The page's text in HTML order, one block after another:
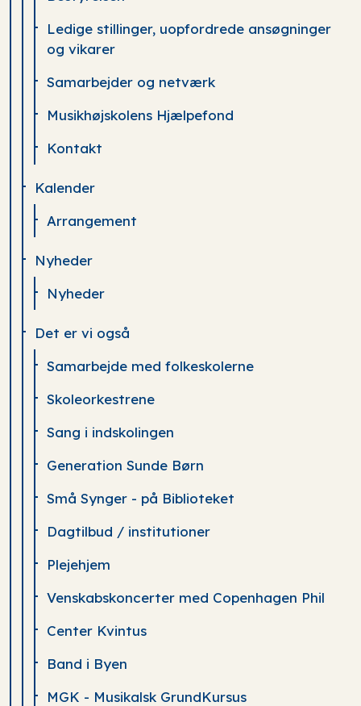
Ledige stillinger, uopfordrede ansøgninger
og vikarer
Samarbejder og netværk
Musikhøjskolens Hjælpefond
Kontakt
Kalender
Arrangement
Nyheder
Nyheder
Det er vi også
Samarbejde med folkeskolerne
Skoleorkestrene
Sang i indskolingen
Generation Sunde Børn
Små Synger - på Biblioteket
Dagtilbud / institutioner
Plejehjem
Venskabskoncerter med Copenhagen Phil
Center Kvintus
Band i Byen
MGK - Musikalsk GrundKursus